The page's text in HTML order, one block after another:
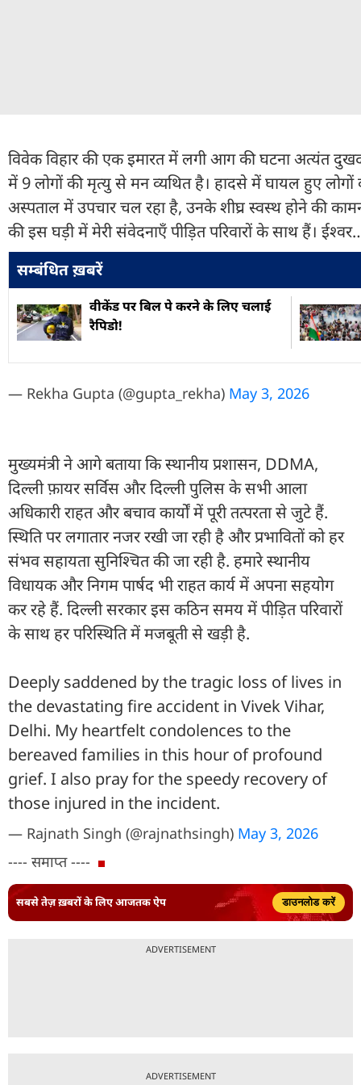
विवेक विहार की एक इमारत में लगी आग की घटना अत्यंत
में 9 लोगों की मृत्यु से मन व्यथित है। हादसे में घायल हुए लोगों
अस्पताल में उपचार चल रहा है, उनके शीघ्र स्वस्थ होने की
की इस घड़ी में मेरी संवेदनाएँ पीड़ित परिवारों के साथ हैं।
सम्बंधित ख़बरें
वीकेंड पर बिल पे करने के लिए चलाई
रैपिडो!
— Rekha Gupta (@gupta_rekha) May 3, 2026
मुख्यमंत्री ने आगे बताया कि स्थानीय प्रशासन, DDMA,
दिल्ली फ़ायर सर्विस और दिल्ली पुलिस के सभी आला
अधिकारी राहत और बचाव कार्यों में पूरी तत्परता से जुटे हैं.
स्थिति पर लगातार नजर रखी जा रही है और प्रभावितों को हर
संभव सहायता सुनिश्चित की जा रही है. हमारे स्थानीय
विधायक और निगम पार्षद भी राहत कार्य में अपना सहयोग
कर रहे हैं. दिल्ली सरकार इस कठिन समय में पीड़ित परिवारों
के साथ हर परिस्थिति में मजबूती से खड़ी है.
Deeply saddened by the tragic loss of lives in
the devastating fire accident in Vivek Vihar,
Delhi. My heartfelt condolences to the
bereaved families in this hour of profound
grief. I also pray for the speedy recovery of
those injured in the incident.
— Rajnath Singh (@rajnathsingh) May 3, 2026
---- समाप्त ----
सबसे तेज़ ख़बरों के लिए आजतक ऐप डाउनलोड करें
ADVERTISEMENT
ADVERTISEMENT